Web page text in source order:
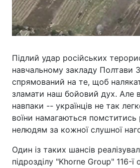
Підлий удар російських
навчальному закладу Полтави
спрямований на те, щоб
зламати наш бойовий дух. Але
навпаки -- українців не так
воїни намагаються помститись
нелюдям за кожної слушної
Один із таких шансів
підрозділу "Khorne Group" 116-ї